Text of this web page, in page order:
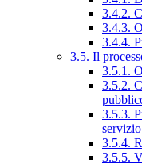
3.4.2.
3.4.3.
3.4.4.
3.5. Il
3.5.1.
3.5.2.
3.5.3.
servizio
3.5.4.
3.5.5.